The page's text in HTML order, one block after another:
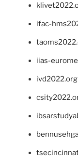
ifac-
iias-
ivd2022.org